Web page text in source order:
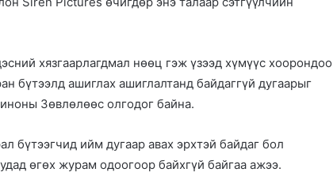
хязгаарлагдмал нөөц гэж үзээд хүмүүс хоорондоо
бүтээлд ашиглах ашиглалтанд байдаггүй дугаарыг
Зөвлөлөөс олгодог байна.
бүтээгчид ийм дугаар авах эрхтэй байдаг бол
өгөх журам одоогоор байхгүй байгаа ажээ.